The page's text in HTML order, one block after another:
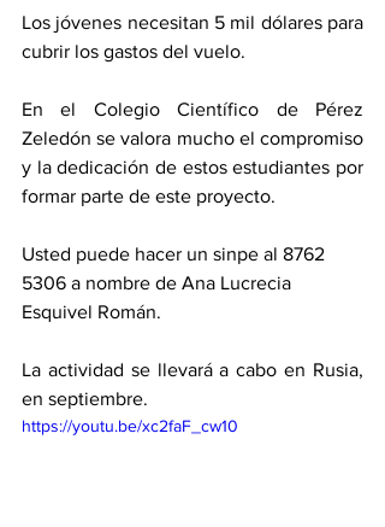
Los jóvenes necesitan 5 mil dólares para
cubrir los gastos del vuelo.
En el Colegio Científico de Pérez
Zeledón se valora mucho el compromiso
y la dedicación de estos estudiantes por
formar parte de este proyecto.
Usted puede hacer un sinpe al 8762
5306 a nombre de Ana Lucrecia
Esquivel Román.
La actividad se llevará a cabo en Rusia,
en septiembre.
https://youtu.be/xc2faF_cw10